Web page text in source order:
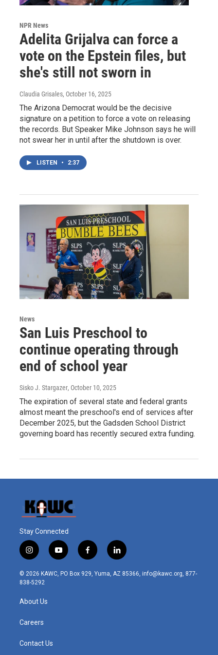
NPR News
Adelita Grijalva can force a
vote on the Epstein files, but
she's still not sworn in
Claudia Grisales, October 16, 2025
The Arizona Democrat would be the decisive
signature on a petition to force a vote on releasing
the records. But Speaker Mike Johnson says he will
not swear her in until after the shutdown is over.
LISTEN • 2:37
News
San Luis Preschool to
continue operating through
end of school year
Sisko J. Stargazer, October 10, 2025
The expiration of several state and federal grants
almost meant the preschool's end of services after
December 2025, but the Gadsden School District
governing board has recently secured extra funding.
Stay Connected
i
n
s
t
g
r
m
y
o
u
t
f
a
c
l
i
n
© 2026 KAWC, PO Box 929, Yuma, AZ 85366, info@kawc.org, 877-
838-5292
About Us
Careers
Contact Us